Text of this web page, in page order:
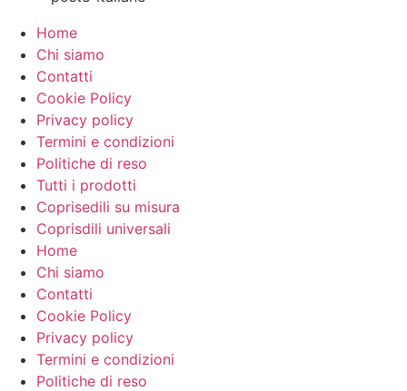
Home
Chi siamo
Contatti
Cookie Policy
Privacy policy
Termini e condizioni
Politiche di reso
Tutti i prodotti
Coprisedili su misura
Coprisdili universali
Home
Chi siamo
Contatti
Cookie Policy
Privacy policy
Termini e condizioni
Politiche di reso